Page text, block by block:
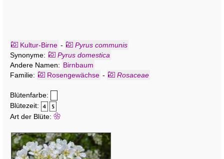
Kultur-Birne -
Pyrus communis
Synonyme:
Pyrus domestica
Andere Namen: Birnbaum
Familie:
Rosengewächse - Rosaceae
Blütenfarbe:
Blütezeit:
Art der Blüte: